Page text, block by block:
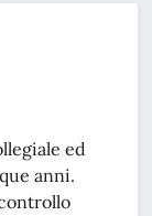
ed
anni.